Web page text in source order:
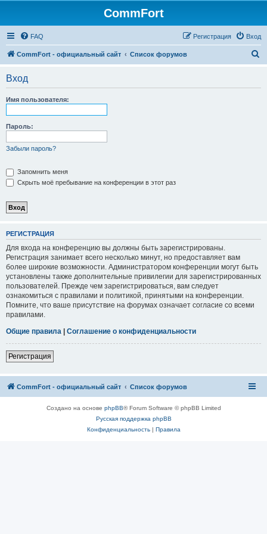
CommFort
FAQ Вход
Регистрация
CommFort - официальный сайт Список форумов
Вход
Имя пользователя:
Пароль:
Забыли пароль?
Запомнить меня
Скрыть моё пребывание на конференции в этот раз
РЕГИСТРАЦИЯ
Для входа на конференцию вы должны быть зарегистрированы.
Регистрация занимает всего несколько минут, но предоставляет вам
более широкие возможности. Администратором конференции могут быть
установлены также дополнительные привилегии для зарегистрированных
пользователей. Прежде чем зарегистрироваться, вам следует
ознакомиться с правилами и политикой, принятыми на конференции.
Помните, что ваше присутствие на форумах означает согласие со всеми
правилами.
Общие правила | Соглашение о конфиденциальности
Регистрация
CommFort - официальный сайт Список форумов
Создано на основе phpBB® Forum Software © phpBB Limited
Русская поддержка phpBB
Конфиденциальность| Правила